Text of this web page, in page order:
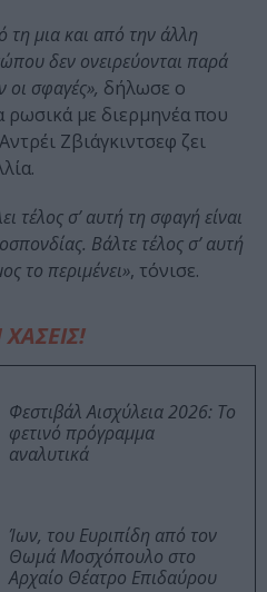
μια και από την άλλη
δεν ονειρεύονται παρά
σφαγές», δήλωσε ο
ρωσικά με διερμηνέα που
Ζβιάγκιντσεφ ζει
τέλος σ’ αυτή τη σφαγή είναι
Βάλτε τέλος σ’ αυτή
το περιμένει», τόνισε.
Φεστιβάλ Αισχύλεια 2026: Το
φετινό πρόγραμμα
αναλυτικά
Ίων, του Ευριπίδη από τον
Θωμά Μοσχόπουλο στο
Αρχαίο Θέατρο Επιδαύρου